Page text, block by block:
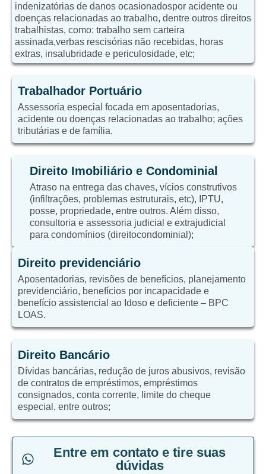
indenizatórias de danos ocasionadospor acidente ou
doenças relacionadas ao trabalho, dentre outros direitos
trabalhistas, como: trabalho sem carteira
assinada,verbas rescisórias não recebidas, horas
extras, insalubridade e periculosidade, etc;
Trabalhador Portuário
Assessoria especial focada em aposentadorias,
acidente ou doenças relacionadas ao trabalho; ações
tributárias e de família.
Direito Imobiliário e Condominial
Atraso na entrega das chaves, vícios construtivos
(infiltrações, problemas estruturais, etc), IPTU,
posse, propriedade, entre outros. Além disso,
consultoria e assessoria judicial e extrajudicial
para condomínios (direitocondominial);
Direito previdenciário
Aposentadorias, revisões de benefícios, planejamento
previdenciário, benefícios por incapacidade e
benefício assistencial ao Idoso e deficiente – BPC
LOAS.
Direito Bancário
Dívidas bancárias, redução de juros abusivos, revisão
de contratos de empréstimos, empréstimos
consignados, conta corrente, limite do cheque
especial, entre outros;
Entre em contato e tire suas
dúvidas